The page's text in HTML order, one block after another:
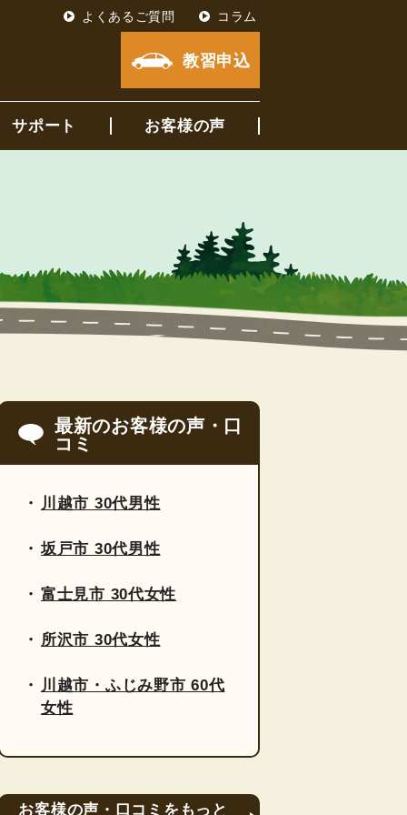
教習申込
よくあるご質問 コラム
サポート お客様の声
最新のお客様の声・口
コミ
川越市 30代男性
坂戸市 30代男性
富士見市 30代女性
所沢市 30代女性
川越市・ふじみ野市 60代
女性
お客様の声・口コミをもっと